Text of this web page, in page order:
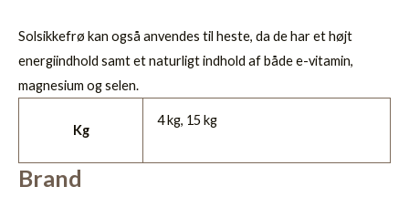
Solsikkefrø kan også anvendes til heste, da de har et højt
energiindhold samt et naturligt indhold af både e-vitamin,
magnesium og selen.
Kg
4 kg, 15 kg
Brand